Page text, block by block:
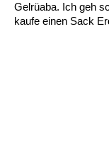
Gelrüaba. Ich geh
kaufe einen Sack